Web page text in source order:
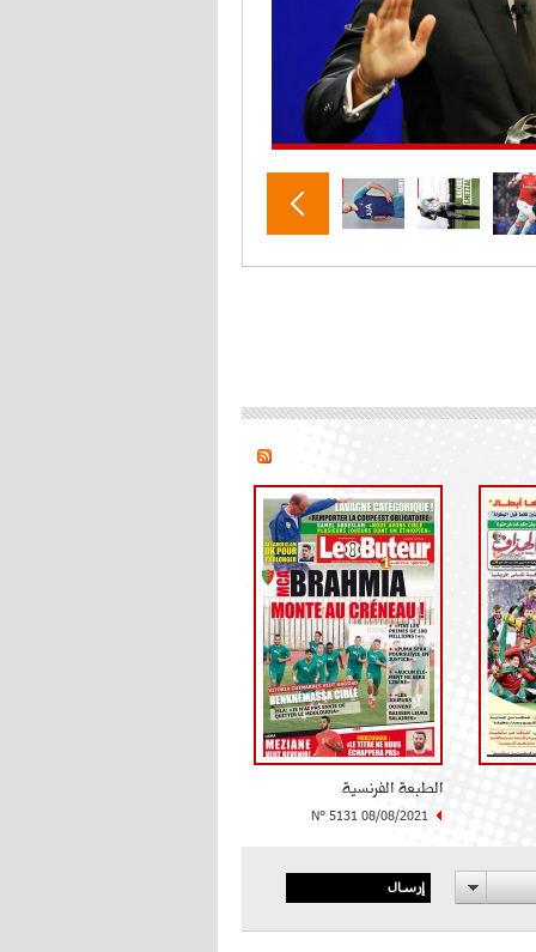
الطبعة الفرنسية
N° 5131 08/08/2021
إرسال